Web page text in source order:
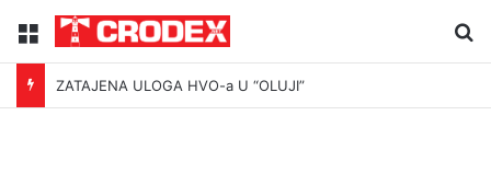
Menu
ZATAJENA ULOGA HVO-a U “OLUJI”